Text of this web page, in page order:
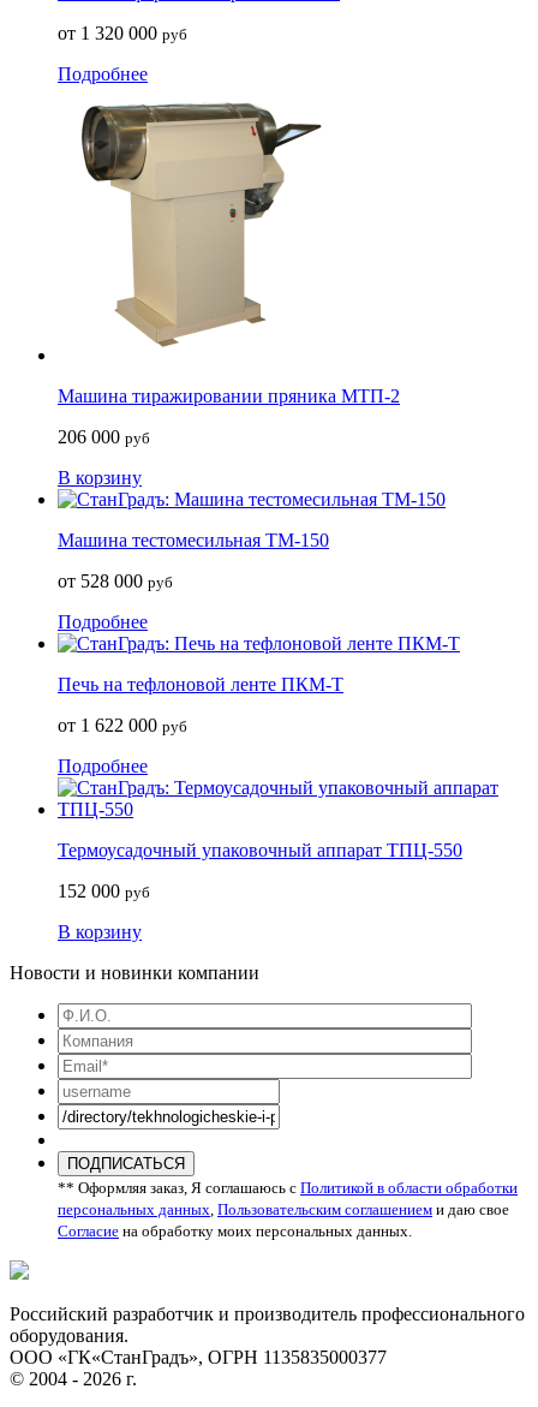
от 1 320 000 руб
Подробнее
Машина тиражировании пряника МТП-2
206 000 руб
В корзину
Машина тестомесильная ТМ-150
от 528 000 руб
Подробнее
Печь на тефлоновой ленте ПКМ-Т
от 1 622 000 руб
Подробнее
Термоусадочный упаковочный аппарат ТПЦ-550
152 000 руб
В корзину
Новости и новинки компании
ПОДПИСАТЬСЯ
** Оформляя заказ, Я соглашаюсь с Политикой в области обработки
персональных данных Пользовательским соглашением и даю свое
Согласие на обработку моих персональных данных.
Российский разработчик и производитель профессионального
оборудования.
ООО «ГК«СтанГрадъ», ОГРН 1135835000377
© 2004 - 2026 г.